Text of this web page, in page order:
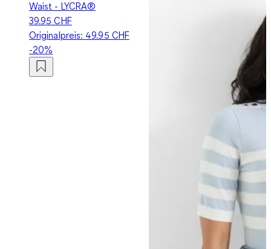
Waist - LYCRA®
39.95 CHF
Originalpreis: 49.95 CHF
-20%